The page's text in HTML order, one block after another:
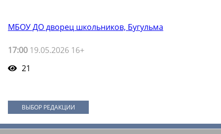
МБОУ ДО дворец школьников, Бугульма
17:00 19.05.2026 16+
21
ВЫБОР РЕДАКЦИИ